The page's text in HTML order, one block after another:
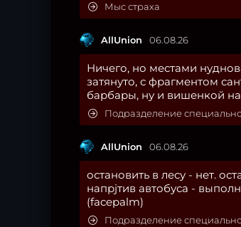
Мыс страха
AllUnion 06.08.26
Ничего, но местами
затянуто, с фрагментом
барбары, ну и вишенкой на
Подразделение специального
AllUnion 06.08.26
остановить в лесу - нет.
напрjтив автобуса -
(facepalm)
Подразделение специального